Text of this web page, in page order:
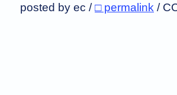
posted by ec /□ permalink /